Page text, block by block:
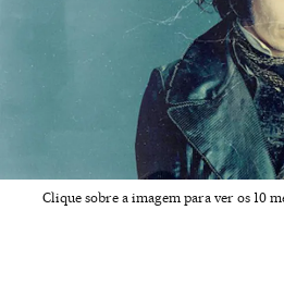
Clique sobre a imagem para ver os 10